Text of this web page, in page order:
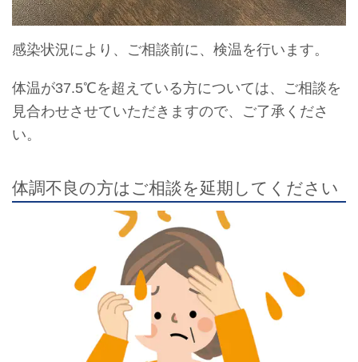
感染状況により、ご相談前に、検温を行います。
体温が37.5℃を超えている方については、ご相談を
見合わせさせていただきますので、ご了承くださ
い。
体調不良の方はご相談を延期してください